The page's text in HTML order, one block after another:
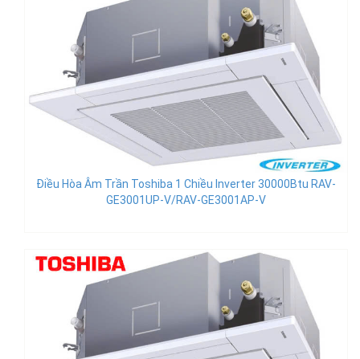
Điều Hòa Âm Trần Toshiba 1 Chiều Inverter 30000Btu RAV-
GE3001UP-V/RAV-GE3001AP-V